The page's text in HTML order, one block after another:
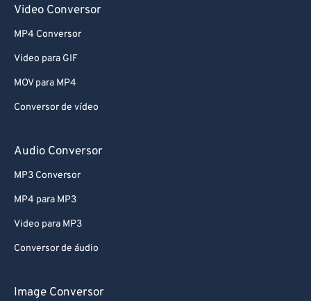
Video Conversor
MP4 Conversor
Video para GIF
MOV para MP4
Conversor de vídeo
Audio Conversor
MP3 Conversor
MP4 para MP3
Video para MP3
Conversor de áudio
Image Conversor